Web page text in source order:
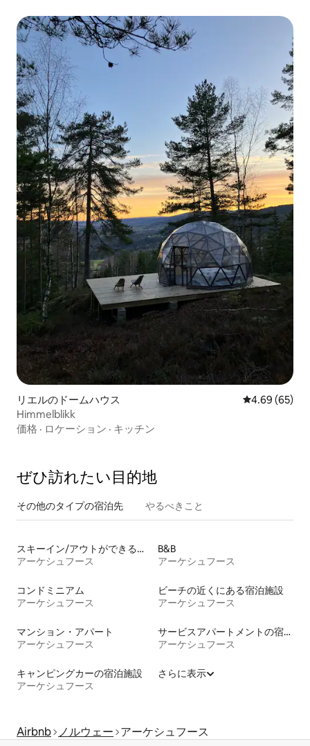
リエルのドームハウス レビュー65
4.69 (65)
Himmelblikk
価格 · ロケーション · キッチン
ぜひ訪⁠れ⁠た⁠い目⁠的⁠地
その他のタ⁠イ⁠プ⁠の宿⁠泊⁠先 やるべきこと
スキーイン/アウトができる宿泊先
アーケシュフース
B&B
アーケシュフース
コンドミニアム
アーケシュフース
ビーチの近くにある宿泊施設
アーケシュフース
マンション・アパート
アーケシュフース
サービスアパートメントの宿泊施設
アーケシュフース
キャンピングカーの宿泊施設
アーケシュフース
さらに表示
Airbnb ノルウェー アーケシュフース